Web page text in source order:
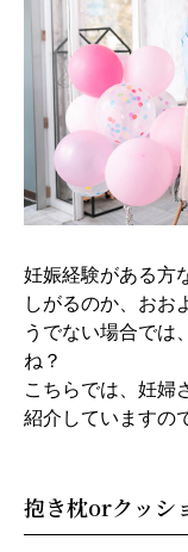
妊娠経験がある方
しがるのか、おお
うでない場合では
ね？
こちらでは、妊婦
紹介していますの
抱き枕orクッシ